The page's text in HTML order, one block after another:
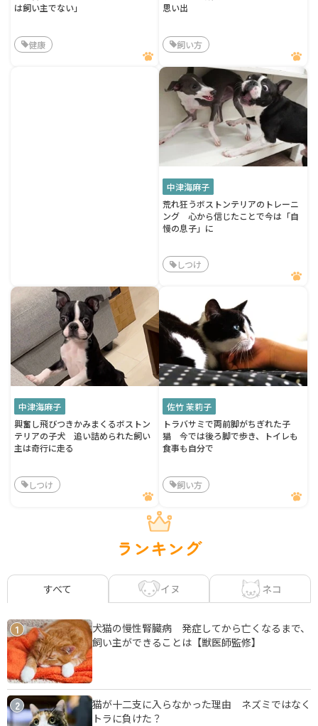
は飼い主でない」
健康
思い出
飼い方
中津海麻子
荒れ狂うボストンテリアのトレーニ
ング 心から信じたことで今は「自
慢の息子」に
しつけ
中津海麻子
興奮し飛びつきかみまくるボストン
テリアの子犬 追い詰められた飼い
主は奇行に走る
しつけ
佐竹 茉莉子
トラバサミで両前脚がちぎれた子
猫 今では後ろ脚で歩き、トイレも
食事も自分で
飼い方
ランキング
すべて イヌ ネコ
1
犬猫の慢性腎臓病 発症してから亡くなるまで、
飼い主ができることは【獣医師監修】
2
猫が十二支に入らなかった理由 ネズミではなく
トラに負けた？